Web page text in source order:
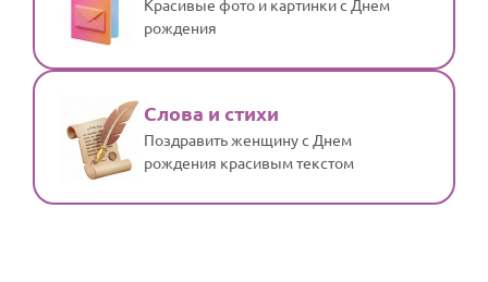
рождения
Слова и стихи
Поздравить женщину с Днем
рождения красивым текстом